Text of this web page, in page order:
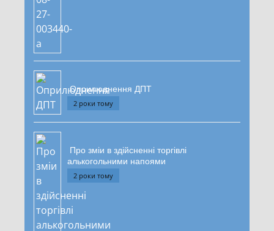
Оприлюднення ДПТ
2 роки тому
Про зміи в здійсненні торгівлі
алькогольними напоями
2 роки тому